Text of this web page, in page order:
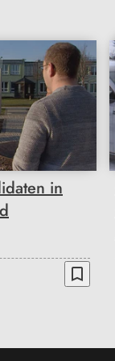
in
bookmark_border